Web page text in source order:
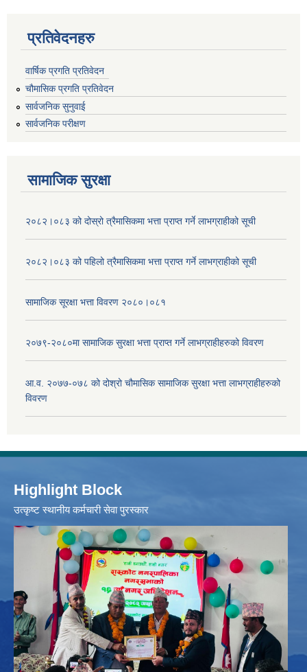
प्रतिवेदनहरु
वार्षिक प्रगति प्रतिवेदन
चौमासिक प्रगति प्रतिवेदन
सार्वजनिक सुनुवाई
सार्वजनिक परीक्षण
सामाजिक सुरक्षा
२०८२।०८३ को दोस्रो त्रैमासिकमा भत्ता प्राप्‍त गर्ने लाभग्राहीको सूची
२०८२।०८३ को पहिलो त्रैमासिकमा भत्ता प्राप्‍त गर्ने लाभग्राहीको सूची
सामाजिक सूरक्षा भत्ता विवरण २०८०।०८१
२०७९-२०८०मा सामाजिक सुरक्षा भत्ता प्राप्त गर्ने लाभग्राहीहरुको विवरण
आ.व. २०७७-०७८ को दोश्रो चौमासिक सामाजिक सुरक्षा भत्ता लाभग्राहीहरुको
विवरण
Highlight Block
उत्‍कृष्ट स्थानीय कर्मचारी सेवा पुरस्कार